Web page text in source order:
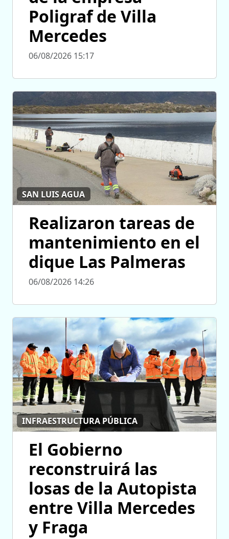
Poligraf de Villa
Mercedes
06/08/2026 15:17
SAN LUIS AGUA
Realizaron tareas de
mantenimiento en el
dique Las Palmeras
06/08/2026 14:26
INFRAESTRUCTURA PÚBLICA
El Gobierno
reconstruirá las
losas de la Autopista
entre Villa Mercedes
y Fraga